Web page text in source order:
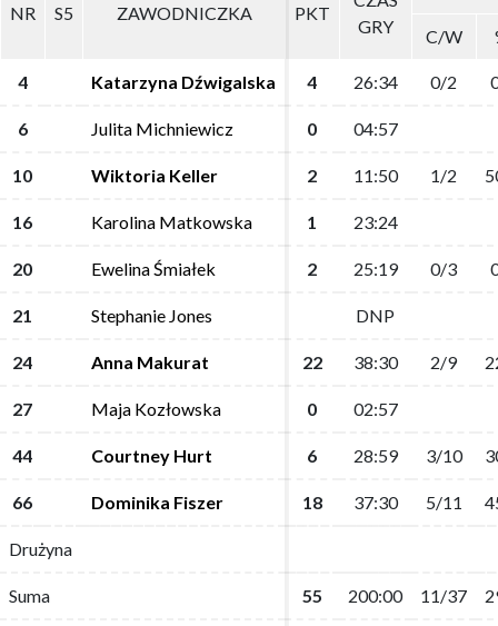
NR S5 ZAWODNICZKA PKT
GRY
C/W
4 Katarzyna Dźwigalska 4 26:34 0/2
6 Julita Michniewicz 0 04:57
10 Wiktoria Keller 2 11:50 1/2
16 Karolina Matkowska 1 23:24
20 Ewelina Śmiałek 2 25:19 0/3
21 Stephanie Jones DNP
24 Anna Makurat 22 38:30 2/9
27 Maja Kozłowska 0 02:57
44 Courtney Hurt 6 28:59 3/10
66 Dominika Fiszer 18 37:30 5/11
Drużyna
Suma 55 200:00 11/37
NR S5 ZAWODNICZKA PKT
GRY
C/W
4 Katarzyna Dźwigalska 4 26:34 0/2
6 Julita Michniewicz 0 04:57
10 Wiktoria Keller 2 11:50 1/2
16 Karolina Matkowska 1 23:24
20 Ewelina Śmiałek 2 25:19 0/3
21 Stephanie Jones DNP
24 Anna Makurat 22 38:30 2/9
27 Maja Kozłowska 0 02:57
44 Courtney Hurt 6 28:59 3/10
66 Dominika Fiszer 18 37:30 5/11
Drużyna
Suma 55 200:00 11/37